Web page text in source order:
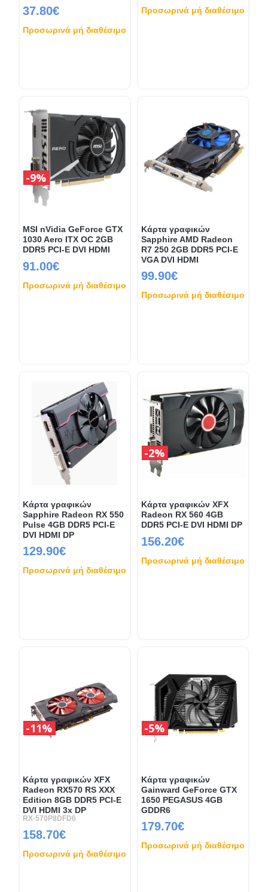
37.80€
Προσωρινά μή διαθέσιμο
Προσωρινά μή διαθέσιμο
MSI nVidia GeForce GTX
1030 Aero ITX OC 2GB
DDR5 PCI-E DVI HDMI
91.00€
9%
Προσωρινά μή διαθέσιμο
Κάρτα γραφικών
Sapphire AMD Radeon
R7 250 2GB DDR5 PCI-E
VGA DVI HDMI
99.90€
Προσωρινά μή διαθέσιμο
Κάρτα γραφικών
Sapphire Radeon RX 550
Pulse 4GB DDR5 PCI-E
DVI HDMI DP
129.90€
Προσωρινά μή διαθέσιμο
Κάρτα γραφικών XFX
Radeon RX 560 4GB
DDR5 PCI-E DVI HDMI DP
156.20€
2%
Προσωρινά μή διαθέσιμο
Κάρτα γραφικών XFX
Radeon RX570 RS XXX
Edition 8GB DDR5 PCI-E
DVI HDMI 3x DP
RX-570P8DFD6
158.70€
11%
Προσωρινά μή διαθέσιμο
Κάρτα γραφικών
Gainward GeForce GTX
1650 PEGASUS 4GB
GDDR6
179.70€
5%
Προσωρινά μή διαθέσιμο